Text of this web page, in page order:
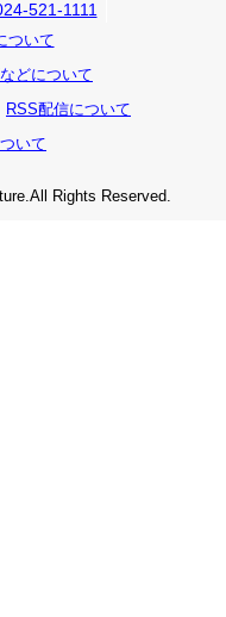
521-1111
ついて
どについて
RSS配信について
いて
Rights Reserved.